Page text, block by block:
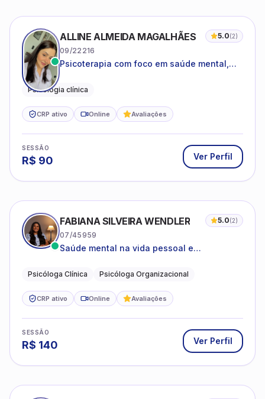
ALLINE ALMEIDA MAGALHÃES 5.0(2)
09/22216
Psicoterapia com foco em saúde mental,
adolescentes e adultos.
Psicologia clínica
CRP ativo Online Avaliações
SESSÃO
R$ 90 Ver Perfil
FABIANA SILVEIRA WENDLER 5.0(2)
07/45959
Saúde mental na vida pessoal e
Psicóloga Clínica Psicóloga Organizacional
CRP ativo Online Avaliações
SESSÃO
R$ 140 Ver Perfil